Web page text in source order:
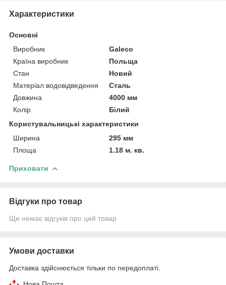
Характеристики
Основні
Виробник
Galeco
Країна виробник
Польща
Стан
Новий
Матеріал водовідведення
Сталь
Довжина
4000 мм
Колір
Білий
Користувальницькі характеристики
Ширина
295 мм
Площа
1.18 м. кв.
Приховати
Відгуки про товар
Ще немає відгуків про цей товар
Умови доставки
Доставка здійснюється тільки по передоплаті.